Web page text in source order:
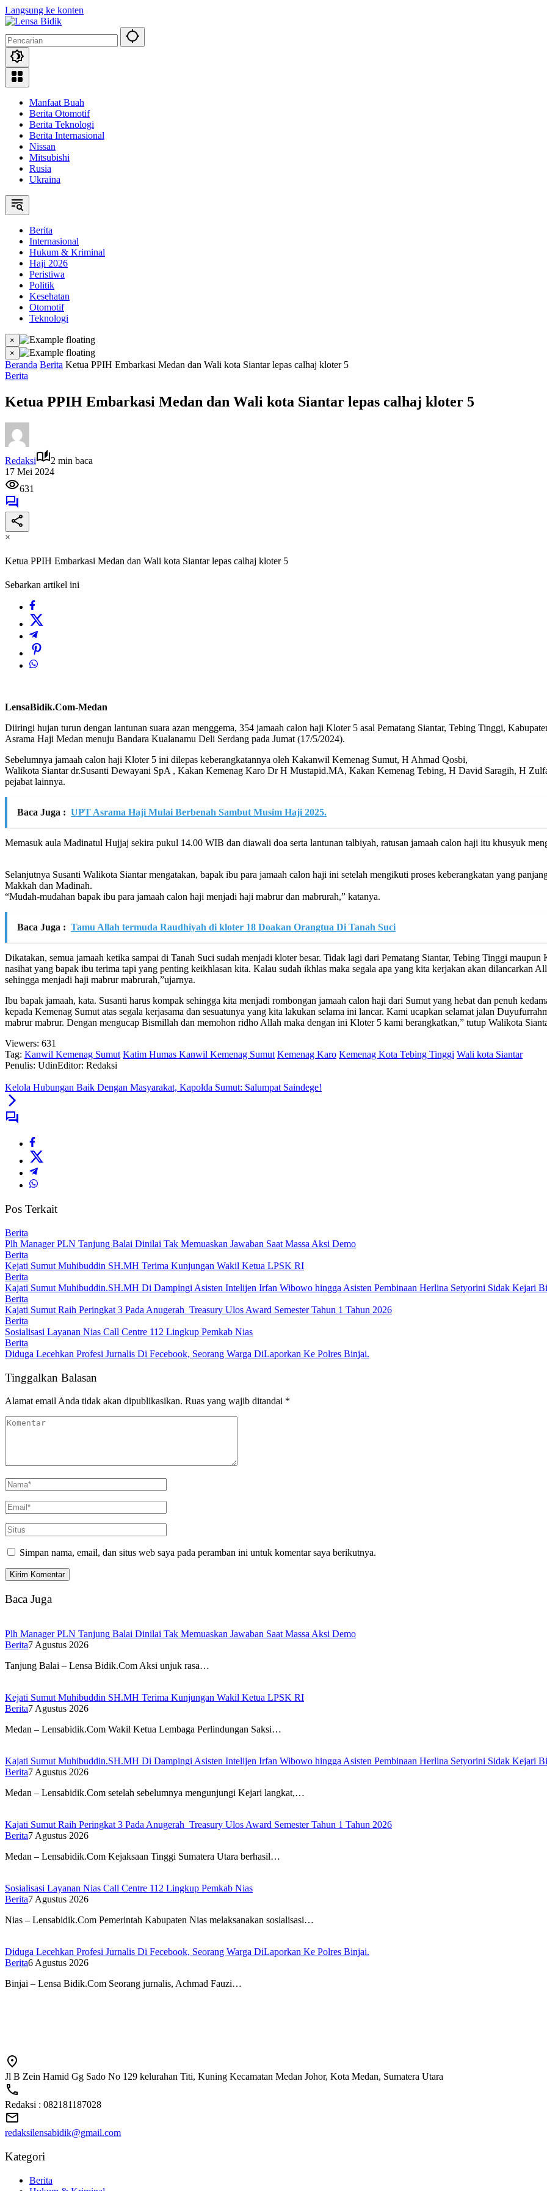
Langsung ke konten
Manfaat Buah
Berita Otomotif
Berita Teknologi
Berita Internasional
Nissan
Mitsubishi
Rusia
Ukraina
Berita
Internasional
Hukum & Kriminal
Haji 2026
Peristiwa
Politik
Kesehatan
Otomotif
Teknologi
×
×
Beranda Berita Ketua PPIH Embarkasi Medan dan Wali kota Siantar lepas calhaj kloter 5
Berita
Ketua PPIH Embarkasi Medan dan Wali kota Siantar lepas calhaj kloter 5
Redaksi
2 min baca
17 Mei 2024
631
×
Ketua PPIH Embarkasi Medan dan Wali kota Siantar lepas calhaj kloter 5
Sebarkan artikel ini
LensaBidik.Com-Medan
Diiringi hujan turun dengan lantunan suara azan menggema, 354 jamaah calon haji Kloter 5 asal Pematang Siantar, Tebing Tinggi,
Asrama Haji Medan menuju Bandara Kualanamu Deli Serdang pada Jumat (17/5/2024).
Sebelumnya jamaah calon haji Kloter 5 ini dilepas keberangkatannya oleh Kakanwil Kemenag Sumut, H Ahmad Qosbi,
Walikota Siantar dr.Susanti Dewayani SpA , Kakan Kemenag Karo Dr H Mustapid.MA, Kakan Kemenag Tebing, H David Saragih, H
pejabat lainnya.
Baca Juga : UPT Asrama Haji Mulai Berbenah Sambut Musim Haji 2025.
Memasuk aula Madinatul Hujjaj sekira pukul 14.00 WIB dan diawali doa serta lantunan talbiyah, ratusan jamaah calon haji itu khusyuk
Selanjutnya Susanti Walikota Siantar mengatakan, bapak ibu para jamaah calon haji ini setelah mengikuti proses keberangkatan yang
Makkah dan Madinah.
“Mudah-mudahan bapak ibu para jamaah calon haji menjadi haji mabrur dan mabrurah,” katanya.
Baca Juga : Tamu Allah termuda Raudhiyah di kloter 18 Doakan Orangtua Di Tanah Suci
Dikatakan, semua jamaah ketika sampai di Tanah Suci sudah menjadi kloter besar. Tidak lagi dari Pematang Siantar, Tebing Tinggi
nasihat yang bapak ibu terima tapi yang penting keikhlasan kita. Kalau sudah ikhlas maka segala apa yang kita kerjakan akan dilancarkan
sehingga menjadi haji mabrur mabrurah,”ujarnya.
Ibu bapak jamaah, kata. Susanti harus kompak sehingga kita menjadi rombongan jamaah calon haji dari Sumut yang hebat dan penuh
kepada Kemenag Sumut atas segala kerjasama dan sesuatunya yang kita lakukan selama ini lancar. Kami ucapkan selamat jalan
mabrur mabrur. Dengan mengucap Bismillah dan memohon ridho Allah maka dengan ini Kloter 5 kami berangkatkan,” tutup Walikota
Viewers: 631
Tag: Kanwil Kemenag Sumut Katim Humas Kanwil Kemenag Sumut Kemenag Karo Kemenag Kota Tebing Tinggi Wali kota Siantar
Penulis: UdinEditor: Redaksi
Kelola Hubungan Baik Dengan Masyarakat, Kapolda Sumut: Salumpat Saindege!
Pos Terkait
Berita
Plh Manager PLN Tanjung Balai Dinilai Tak Memuaskan Jawaban Saat Massa Aksi Demo
Berita
Kejati Sumut Muhibuddin SH.MH Terima Kunjungan Wakil Ketua LPSK RI
Berita
Kajati Sumut Muhibuddin.SH.MH Di Dampingi Asisten Intelijen Irfan Wibowo hingga Asisten Pembinaan Herlina Setyorini Sidak Kejari
Berita
Kajati Sumut Raih Peringkat 3 Pada Anugerah Treasury Ulos Award Semester Tahun 1 Tahun 2026
Berita
Sosialisasi Layanan Nias Call Centre 112 Lingkup Pemkab Nias
Berita
Diduga Lecehkan Profesi Jurnalis Di Fecebook, Seorang Warga DiLaporkan Ke Polres Binjai.
Tinggalkan Balasan
Alamat email Anda tidak akan dipublikasikan. Ruas yang wajib ditandai *
Simpan nama, email, dan situs web saya pada peramban ini untuk komentar saya berikutnya.
Baca Juga
Plh Manager PLN Tanjung Balai Dinilai Tak Memuaskan Jawaban Saat Massa Aksi Demo
Berita7 Agustus 2026
Tanjung Balai – Lensa Bidik.Com Aksi unjuk rasa…
Kejati Sumut Muhibuddin SH.MH Terima Kunjungan Wakil Ketua LPSK RI
Berita7 Agustus 2026
Medan – Lensabidik.Com Wakil Ketua Lembaga Perlindungan Saksi…
Kajati Sumut Muhibuddin.SH.MH Di Dampingi Asisten Intelijen Irfan Wibowo hingga Asisten Pembinaan Herlina Setyorini Sidak Kejari
Berita7 Agustus 2026
Medan – Lensabidik.Com setelah sebelumnya mengunjungi Kejari langkat,…
Kajati Sumut Raih Peringkat 3 Pada Anugerah Treasury Ulos Award Semester Tahun 1 Tahun 2026
Berita7 Agustus 2026
Medan – Lensabidik.Com Kejaksaan Tinggi Sumatera Utara berhasil…
Sosialisasi Layanan Nias Call Centre 112 Lingkup Pemkab Nias
Berita7 Agustus 2026
Nias – Lensabidik.Com Pemerintah Kabupaten Nias melaksanakan sosialisasi…
Diduga Lecehkan Profesi Jurnalis Di Fecebook, Seorang Warga DiLaporkan Ke Polres Binjai.
Berita6 Agustus 2026
Binjai – Lensa Bidik.Com Seorang jurnalis, Achmad Fauzi…
Jl B Zein Hamid Gg Sado No 129 kelurahan Titi, Kuning Kecamatan Medan Johor, Kota Medan, Sumatera Utara
Redaksi : 082181187028
redaksilensabidik@gmail.com
Kategori
Berita